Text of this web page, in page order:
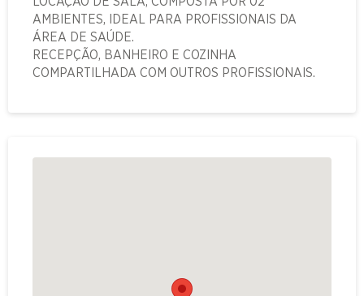
AMBIENTES, IDEAL PARA PROFISSIONAIS DA
ÁREA DE SAÚDE.
RECEPÇÃO, BANHEIRO E COZINHA
COMPARTILHADA COM OUTROS PROFISSIONAIS.